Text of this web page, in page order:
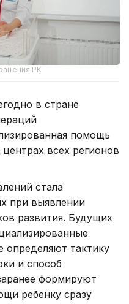
РК
в стране
помощь
всех регионов
стала
при выявлении
развития. Будущих
определяют тактику
и способ
формируют
ребенку сразу